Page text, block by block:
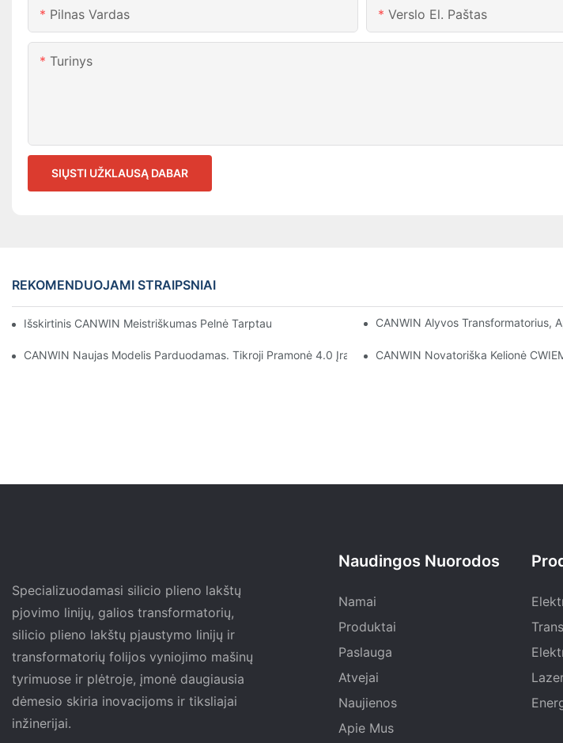
Pilnas Vardas Verslo El. Paštas
Turinys
SIŲSTI UŽKLAUSĄ DABAR
REKOMENDUOJAMI STRAIPSNIAI
Išskirtinis CANWIN Meistriškumas Pelnė Tarptautinį Pripažinimą Ir Atvėrė Duris Bendradarbiavimui.
CANWIN Alyvos Transformatorius,
CANWIN Naujas Modelis Parduodamas. Tikroji Pramonė 4.0 Įranga. Dirbtinio Intelekto Roboto
CANWIN Novatoriška Kelionė
Specializuodamasi silicio plieno lakštų
pjovimo linijų, galios transformatorių,
silicio plieno lakštų pjaustymo linijų ir
transformatorių folijos vyniojimo mašinų
tyrimuose ir plėtroje, įmonė daugiausia
dėmesio skiria inovacijoms ir tiksliajai
inžinerijai.
Naudingos Nuorodos
Namai
Produktai
Paslauga
Atvejai
Naujienos
Apie Mus